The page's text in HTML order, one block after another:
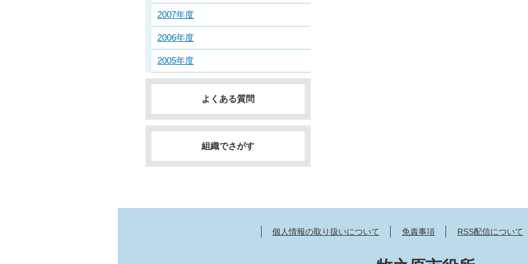
2007年度
2006年度
2005年度
よくある質問
組織でさがす
個人情報の取り扱いについて 免責事項 RSS配信について